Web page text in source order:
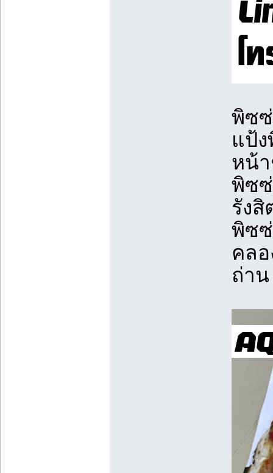
พิซ
แป้
หน้
พิซซ่
รังสิ
พิซซ่
คล
ถ่าน